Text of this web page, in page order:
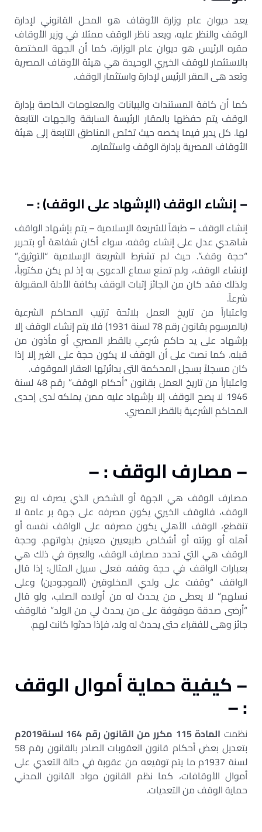
يعد ديوان عام وزارة الأوقاف هو المحل القانوني لإدارة
الوقف والنظر عليه، ويعد ناظر الوقف ممثلا في وزير الأوقاف
مقره الرئيس هو ديوان عام الوزارة، كما أن الجهة المختصة
بالاستثمار للوقف الخيري الوحيدة هي هيئة الأوقاف المصرية
وتعد هى المقر الرئيس لإدارة واستثمار الوقف.
كما أن كافة المستندات والبيانات والمعلومات الخاصة بإدارة
الوقف يتم حفظها بالمقار الرئيسة السابقة والجهات التابعة
لها. كل يدير فيما يخصه حيث تختص المناطق التابعة إلى هيئة
الأوقاف المصرية بإدارة الوقف واستثماره.
– إنشاء الوقف (الإشهاد على الوقف) : –
إنشاء الوقف – طبقاً للشريعة الإسلامية – يتم بإشهاد الواقف
شاهدي عدل على إنشاء وقفه، سواء أكان شفاههً أو بتحرير
“حجة وقف”. حيث لم تشترط الشريعة الإسلامية “التوثيق”
لإنشاء الوقف، ولم تمنع سماع الدعوى به إذ لم يكن مكتوباً،
ولذلك فقد كان من الجائز إثبات الوقف بكافة الأدلة المقبولة
شرعاً.
واعتباراً من تاريخ العمل بلائحة ترتيب المحاكم الشرعية
(بالمرسوم بقانون رقم 78 لسنة 1931) فلا يتم إنشاء الوقف إلا
بإشهاد على يد حاكم شرعي بالقطر المصري أو مأذون من
قبله. كما نصت على أن الوقف لا يكون حجة على الغير إلا إذا
كان مسجلاً بسجل المحكمة التى بدائرتها العقار الموقوف.
واعتباراً من تاريخ العمل بقانون “أحكام الوقف” رقم 48 لسنة
1946 لا يصح الوقف إلا بإشهاد عليه ممن يملكه لدى إحدى
المحاكم الشرعية بالقطر المصري.
– مصارف الوقف : –
مصارف الوقف هي الجهة أو الشخص الذي يصرف له ريع
الوقف، فالوقف الخيري يكون مصرفه على جهة بر عامة لا
تنقطع، الوقف الأهلي يكون مصرفه على الواقف نفسه أو
أهله أو ورثته أو أشخاص طبيعيين معينين بذواتهم. وحجة
الوقف هي التي تحدد مصارف الوقف، والعبرة في ذلك هي
بعبارات الواقف في حجة وقفه. فعلى سبيل المثال: إذا قال
الواقف “وقفت على ولدي المخلوقين (الموجودين) وعلى
نسلهم” لا يعطى من يحدث له من أولاده الصلب، ولو قال
“أرضى صدقة موقوفة على من يحدث لي من الولد” فالوقف
جائز وهى للفقراء حتى يحدث له ولد، فإذا حدثوا كانت لهم.
– كيفية حماية أموال الوقف
: –
نظمت المادة 115 مكرر من القانون رقم 164 لسنة2019م
بتعديل بعض أحكام قانون العقوبات الصادر بالقانون رقم 58
لسنة 1937م ما يتم توقيعه من عقوبة في حالة التعدي على
أموال الأوقافات، كما نظم القانون مواد القانون المدني
حماية الوقف من التعديات.